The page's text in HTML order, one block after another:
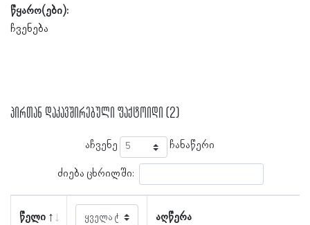
წყარო(ები):
ჩვენება
პირთან დაკავშირებული ფაქტოიდი (2)
აჩვენე ჩანაწერი
ძიება ცხრილში:
წელი აღწერა